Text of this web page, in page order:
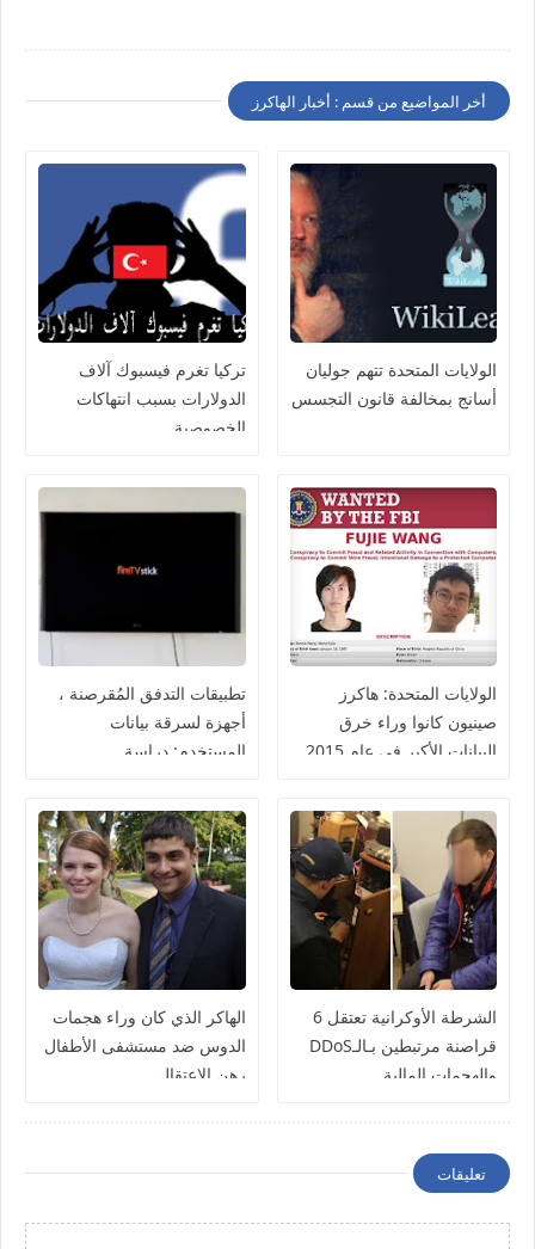
أخر المواضيع من قسم : أخبار الهاكرز
الولايات المتحدة تتهم جوليان
أسانج بمخالفة قانون التجسس
تركيا تغرم فيسبوك آلاف
الدولارات بسبب انتهاكات
الخصوصية
الولايات المتحدة: هاكرز
صينيون كانوا وراء خرق
البيانات الأكبر في عام 2015
تطبيقات التدفق المُقرصنة ،
أجهزة لسرقة بيانات
المستخدم: دراسة
الشرطة الأوكرانية تعتقل 6
قراصنة مرتبطين بـالـDDoS
والهجمات المالية
الهاكر الذي كان وراء هجمات
الدوس ضد مستشفى الأطفال
رهن الإعتقال
تعليقات